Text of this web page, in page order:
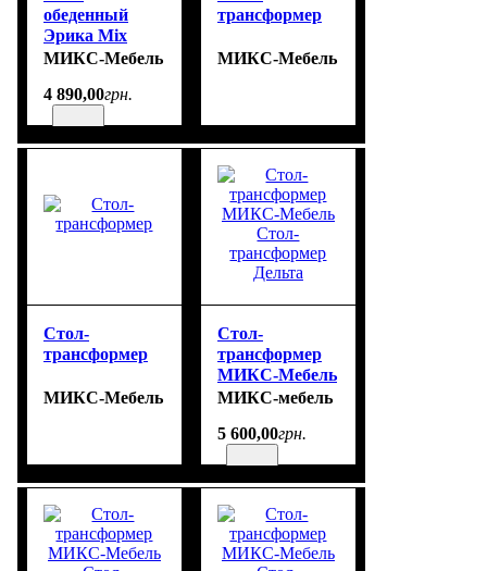
обеденный
Эрика Mix
шпон дуба
МИКС-Мебель
4 890,00грн.
трансформер
МИКС-Мебель
Стол-
трансформер
МИКС-Мебель
Стол-
трансформер
МИКС-Мебель
Стол-
Дельта
МИКС-мебель
5 600,00грн.